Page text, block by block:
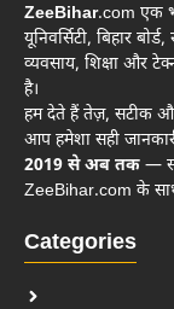
ZeeBihar.com एक
यूनिवर्सिटी, बिहार
व्यवसाय, शिक्षा और
है।
हम देते हैं तेज़, सटीक
आप हमेशा सही
2019 से अब तक —
ZeeBihar.com के
Categories